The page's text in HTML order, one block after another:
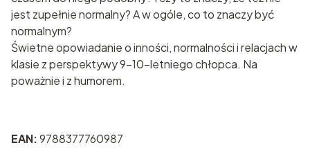
jest zupełnie normalny? A w ogóle, co to znaczy być
normalnym?
Świetne opowiadanie o inności, normalności i relacjach w
klasie z perspektywy 9-10-letniego chłopca. Na
poważnie i z humorem.
EAN:9788377760987